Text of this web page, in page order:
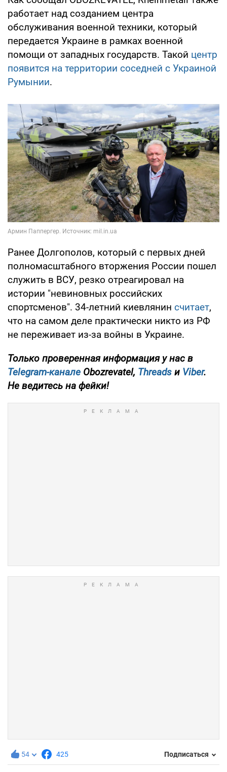
работает над созданием центра
обслуживания военной техники, который
передается Украине в рамках военной
помощи от западных государств. Такой центр
появится на территории соседней с Украиной
Румынии.
Ранее Долгополов, который с первых дней
полномасштабного вторжения России пошел
служить в ВСУ, резко отреагировал на
истории "невиновных российских
спортсменов". 34-летний киевлянин считает,
что на самом деле практически никто из РФ
не переживает из-за войны в Украине.
Только проверенная информация у нас в
Telegram-канале Obozrevatel, Threads и Viber.
Не ведитесь на фейки!
54 425 Подписаться